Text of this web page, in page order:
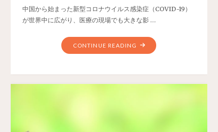
中国から始まった新型コロナウイルス感染症（COVID-19）
が世界中に広がり、医療の現場でも大きな影 …
CONTINUE READING